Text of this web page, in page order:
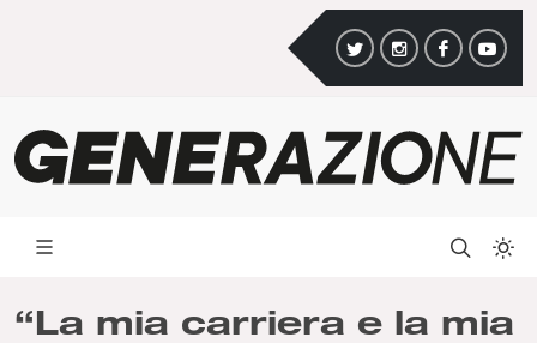
“La mia carriera e la mia